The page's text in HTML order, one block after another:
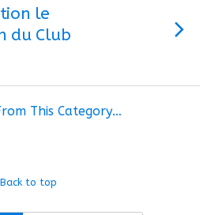
le
du Club
This Category…
Back to top